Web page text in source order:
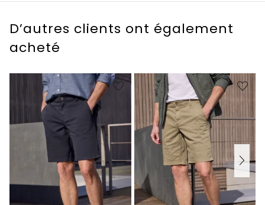
D’autres clients ont également
acheté